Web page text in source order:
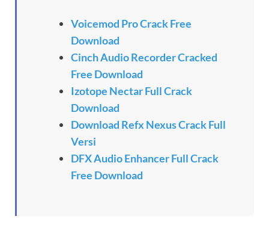
Voicemod Pro Crack Free
Download
Cinch Audio Recorder Cracked
Free Download
Izotope Nectar Full Crack
Download
Download Refx Nexus Crack Full
Versi
DFX Audio Enhancer Full Crack
Free Download